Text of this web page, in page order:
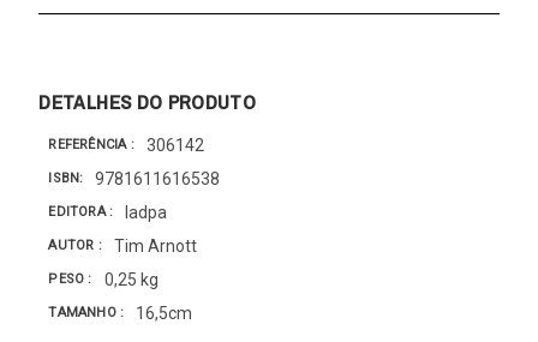
DETALHES DO PRODUTO
REFERÊNCIA 306142
ISBN 9781611616538
EDITORA Iadpa
AUTOR Tim Arnott
PESO 0,25 kg
TAMANHO 16,5cm